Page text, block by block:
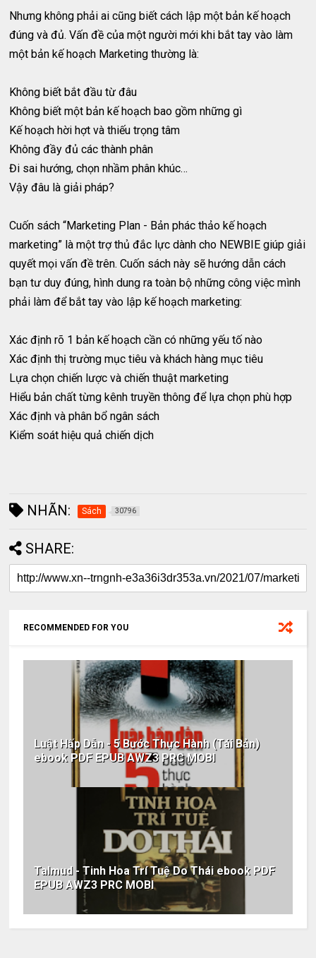
Nhưng không phải ai cũng biết cách lập một bản kế hoạch
đúng và đủ. Vấn đề của một người mới khi bắt tay vào làm
một bản kế hoạch Marketing thường là:
Không biết bắt đầu từ đâu
Không biết một bản kế hoạch bao gồm những gì
Kế hoạch hời hợt và thiếu trọng tâm
Không đầy đủ các thành phân
Đi sai hướng, chọn nhầm phân khúc…
Vậy đâu là giải pháp?
Cuốn sách “Marketing Plan - Bản phác thảo kế hoạch
marketing” là một trợ thủ đắc lực dành cho NEWBIE giúp giải
quyết mọi vấn đề trên. Cuốn sách này sẽ hướng dẫn cách
bạn tư duy đúng, hình dung ra toàn bộ những công việc mình
phải làm để bắt tay vào lập kế hoạch marketing:
Xác định rõ 1 bản kế hoạch cần có những yếu tố nào
Xác định thị trường mục tiêu và khách hàng mục tiêu
Lựa chọn chiến lược và chiến thuật marketing
Hiểu bản chất từng kênh truyền thông để lựa chọn phù hợp
Xác định và phân bổ ngân sách
Kiểm soát hiệu quả chiến dịch
NHÃN: Sách 30796
SHARE:
RECOMMENDED FOR YOU
Luật Hấp Dẫn - 5 Bước Thực Hành (Tái Bản)
ebook PDF EPUB AWZ3 PRC MOBI
Talmud - Tinh Hoa Trí Tuệ Do Thái ebook PDF
EPUB AWZ3 PRC MOBI